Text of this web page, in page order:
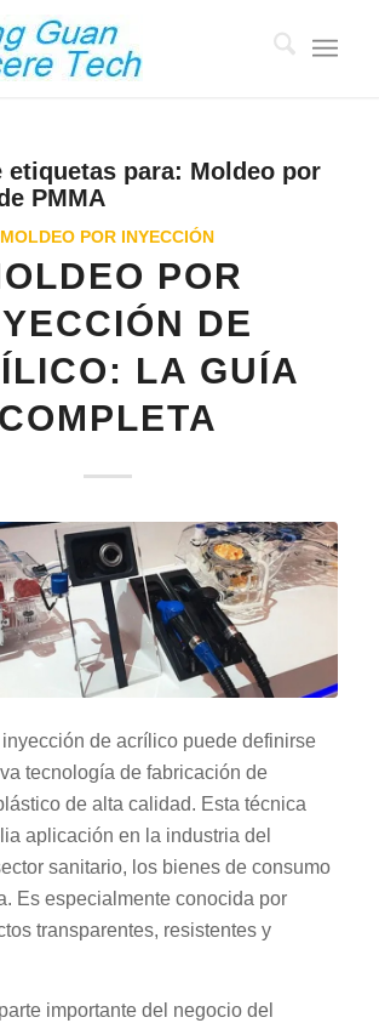
etiquetas para: Moldeo por
PMMA
MOLDEO POR INYECCIÓN
POR
DE
LA GUÍA
COMPLETA
de acrílico puede definirse
tecnología de fabricación de
de alta calidad. Esta técnica
aplicación en la industria del
sanitario, los bienes de consumo
Es especialmente conocida por
transparentes, resistentes y
importante del negocio del